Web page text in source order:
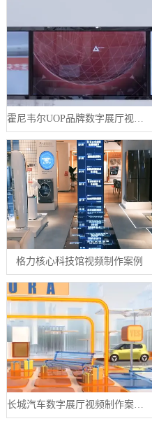
格力核心科技馆视频制作案例
长城汽车数字展厅视频制作案例分享